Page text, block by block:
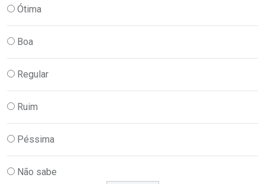
Ótima
Boa
Regular
Ruim
Péssima
Não sabe